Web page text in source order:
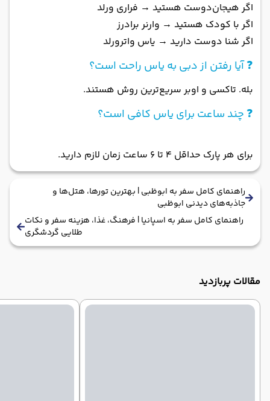
اگر هیجان‌دوست هستید → فراری ورلد
اگر با کودک هستید → وارنر برادرز
اگر شنا دوست دارید → یاس واترورلد
❓ آیا رفتن از دبی به یاس راحت است؟
بله. تاکسی و اوبر سریع‌ترین روش هستند.
❓ چند ساعت برای یاس کافی است؟
برای هر پارک حداقل ۴ تا ۶ ساعت زمان لازم دارید.
راهنمای کامل سفر به ابوظبی | بهترین تورها، هتل‌ها و
جاذبه‌های دیدنی ابوظبی
راهنمای کامل سفر به اسپانیا | فرهنگ، غذا، هزینه سفر و نکات
طلایی گردشگری
مقالات پربازدید